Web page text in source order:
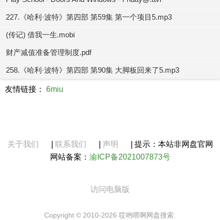
227.《哈利·波特》第四部 第59集 第一个项目5.mp3
(传记) 借我一生.mobi
财产减值准备管理制度.pdf
258.《哈利·波特》第四部 第90集 大脚板回来了5.mp3
友情链接： 6miu
关于我们 联系我们 声明
提示：本站非网盘官网
网站备案： 渝ICP备2021007873号
访问电脑版
Copyright © 2010-2026 哎哟喂啊网盘搜索.